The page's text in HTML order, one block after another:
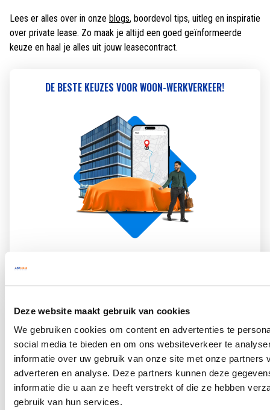
Deze website maakt gebruik van cookies
We gebruiken cookies om content en advertenties te
social media te bieden en om ons websiteverkeer te
informatie over uw gebruik van onze site met onze partners
adverteren en analyse. Deze partners kunnen deze
informatie die u aan ze heeft verstrekt of die ze hebben
gebruik van hun services.
Lees er alles over in onze blogs, boordevol tips, uitleg en inspiratie
over private lease. Zo maak je altijd een goed geïnformeerde
keuze en haal je alles uit jouw leasecontract.
DE BESTE KEUZES VOOR WOON-WERKVERKEER!
Wil je altijd op de hoogte blijven van de wereld op wielen? Schrijf
de laatste nieuwtjes over Private Lease en Justlease, ben je als
eerste op de hoogte van onze acties en ontdek je tips en tricks
voor jeleaseauto. Schrijf je hieronder in!
JA, IK MELD ME AAN VOOR JUST KNOW